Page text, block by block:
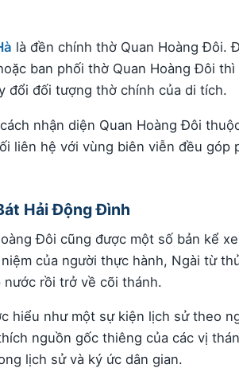
là đền chính thờ Quan Hoàng Đôi.
ban phối thờ Quan Hoàng Đôi thì
đổi đối tượng thờ chính của di tích.
nhận diện Quan Hoàng Đôi
liên hệ với vùng biên viễn đều góp
Hải Động Đình
Đôi cũng được một số bản kể
của người thực hành, Ngài từ
rồi trở về cõi thánh.
hiểu như một sự kiện lịch sử theo
nguồn gốc thiêng của các vị
lịch sử và ký ức dân gian.